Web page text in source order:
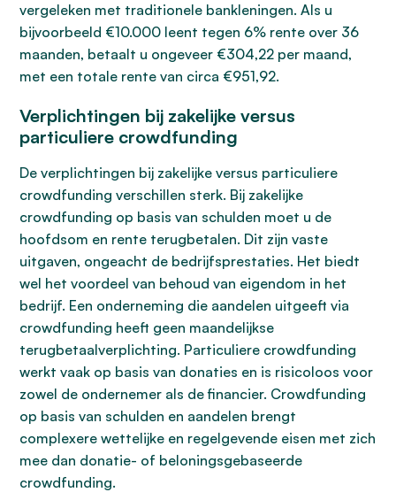
vergeleken met traditionele bankleningen. Als u
bijvoorbeeld €10.000 leent tegen 6% rente over 36
maanden, betaalt u ongeveer €304,22 per maand,
met een totale rente van circa €951,92.
Verplichtingen bij zakelijke versus
particuliere crowdfunding
De verplichtingen bij zakelijke versus particuliere
crowdfunding verschillen sterk. Bij zakelijke
crowdfunding op basis van schulden moet u de
hoofdsom en rente terugbetalen. Dit zijn vaste
uitgaven, ongeacht de bedrijfsprestaties. Het biedt
wel het voordeel van behoud van eigendom in het
bedrijf. Een onderneming die aandelen uitgeeft via
crowdfunding heeft geen maandelijkse
terugbetaalverplichting. Particuliere crowdfunding
werkt vaak op basis van donaties en is risicoloos voor
zowel de ondernemer als de financier. Crowdfunding
op basis van schulden en aandelen brengt
complexere wettelijke en regelgevende eisen met zich
mee dan donatie- of beloningsgebaseerde
crowdfunding.